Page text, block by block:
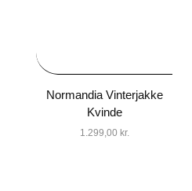
Normandia Vinterjakke
Kvinde
1.299,00 kr.